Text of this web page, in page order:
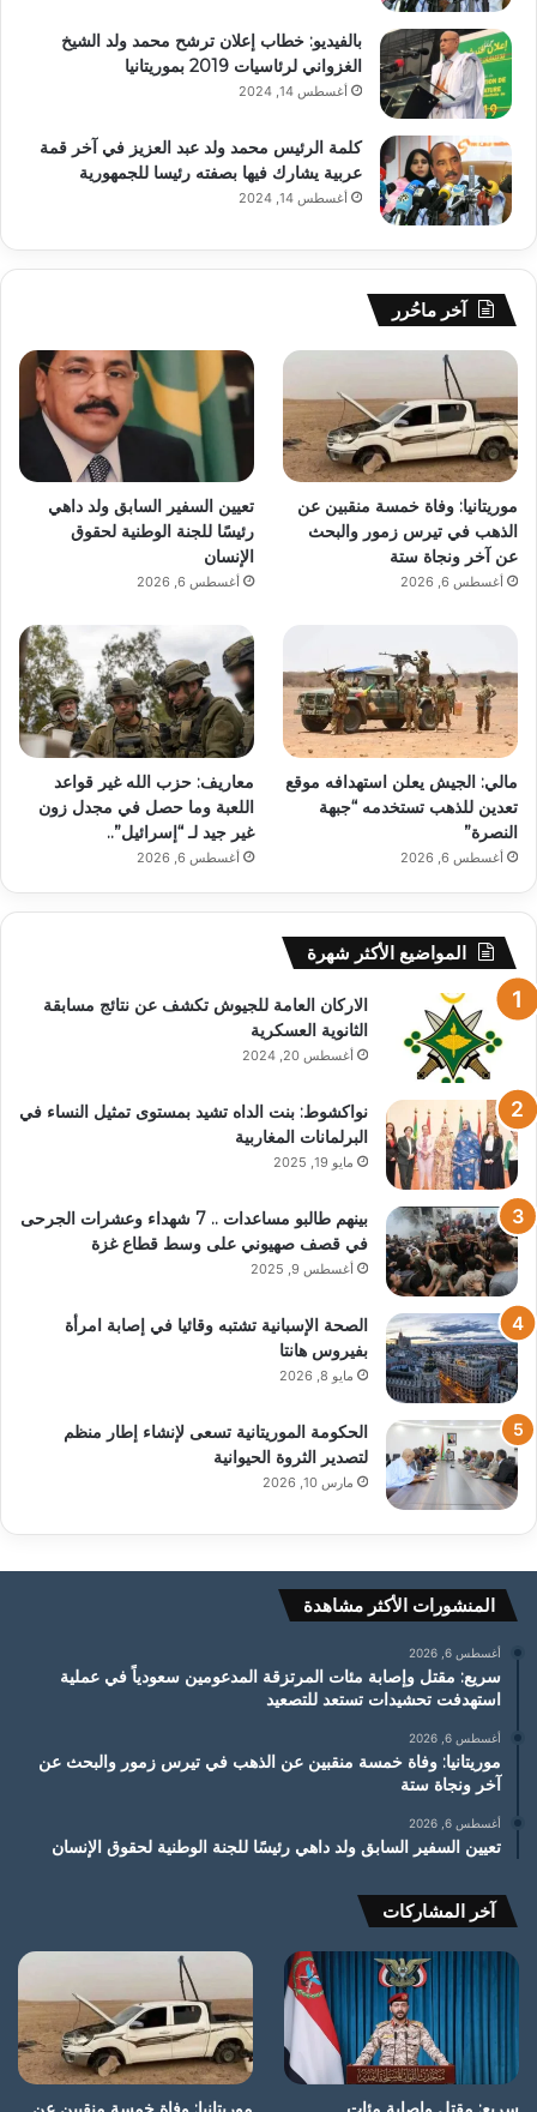
بالفيديو: خطاب إعلان ترشح محمد ولد الشيخ
الغزواني لرئاسيات 2019 بموريتانيا
أغسطس 14, 2024
كلمة الرئيس محمد ولد عبد العزيز في آخر قمة
عربية يشارك فيها بصفته رئيسا للجمهورية
أغسطس 14, 2024
آخر ماحُرر
موريتانيا: وفاة خمسة منقبين عن
الذهب في تيرس زمور والبحث
عن آخر ونجاة ستة
أغسطس 6, 2026
تعيين السفير السابق ولد داهي
رئيسًا للجنة الوطنية لحقوق
الإنسان
أغسطس 6, 2026
مالي: الجيش يعلن استهدافه موقع
تعدين للذهب تستخدمه “جبهة
النصرة”
أغسطس 6, 2026
معاريف: حزب الله غير قواعد
اللعبة وما حصل في مجدل زون
غير جيد لـ “إسرائيل”..
أغسطس 6, 2026
المواضيع الأكثر شهرة
الاركان العامة للجيوش تكشف عن نتائج مسابقة
الثانوية العسكرية
أغسطس 20, 2024
نواكشوط: بنت الداه تشيد بمستوى تمثيل النساء في
البرلمانات المغاربية
مايو 19, 2025
بينهم طالبو مساعدات .. 7 شهداء وعشرات الجرحى
في قصف صهيوني على وسط قطاع غزة
أغسطس 9, 2025
الصحة الإسبانية تشتبه وقائيا في إصابة امرأة
بفيروس هانتا
مايو 8, 2026
الحكومة الموريتانية تسعى لإنشاء إطار منظم
لتصدير الثروة الحيوانية
مارس 10, 2026
المنشورات الأكثر مشاهدة
أغسطس 6, 2026
سريع: مقتل وإصابة مئات المرتزقة المدعومين سعودياً في عملية
استهدفت تحشيدات تستعد للتصعيد
أغسطس 6, 2026
موريتانيا: وفاة خمسة منقبين عن الذهب في تيرس زمور والبحث عن
آخر ونجاة ستة
أغسطس 6, 2026
تعيين السفير السابق ولد داهي رئيسًا للجنة الوطنية لحقوق الإنسان
آخر المشاركات